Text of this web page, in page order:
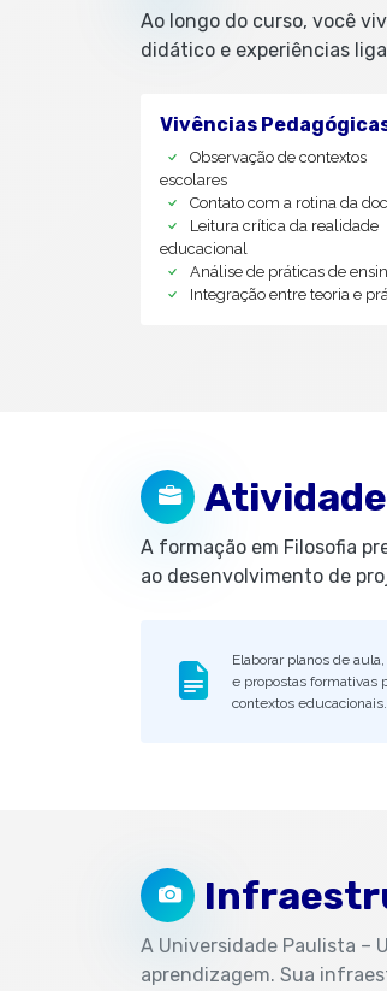
Ao longo do curso, você
didático e experiências
Vivências
Observação de contextos
escolares
Contato com a rotina da
Leitura crítica da realidade
educacional
Análise de práticas de
Integração entre teoria e
A formação em Filosofia
ao desenvolvimento de
Elaborar planos de
e propostas formativas
contextos educacionais.
A Universidade Paulista –
aprendizagem. Sua